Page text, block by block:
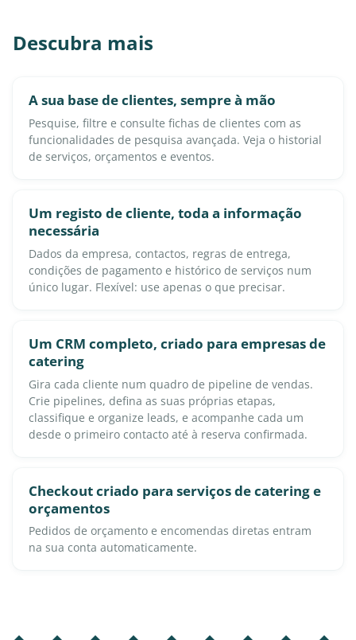
Descubra mais
A sua base de clientes, sempre à mão
Pesquise, filtre e consulte fichas de clientes com as
funcionalidades de pesquisa avançada. Veja o historial
de serviços, orçamentos e eventos.
Um registo de cliente, toda a informação
necessária
Dados da empresa, contactos, regras de entrega,
condições de pagamento e histórico de serviços num
único lugar. Flexível: use apenas o que precisar.
Um CRM completo, criado para empresas de
catering
Gira cada cliente num quadro de pipeline de vendas.
Crie pipelines, defina as suas próprias etapas,
classifique e organize leads, e acompanhe cada um
desde o primeiro contacto até à reserva confirmada.
Checkout criado para serviços de catering e
orçamentos
Pedidos de orçamento e encomendas diretas entram
na sua conta automaticamente.